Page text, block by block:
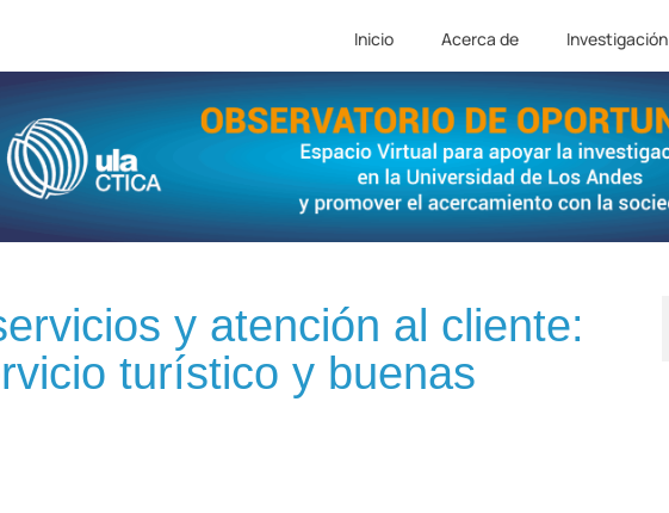
Inicio Acerca de Investigación
y atención al cliente:
turístico y buenas